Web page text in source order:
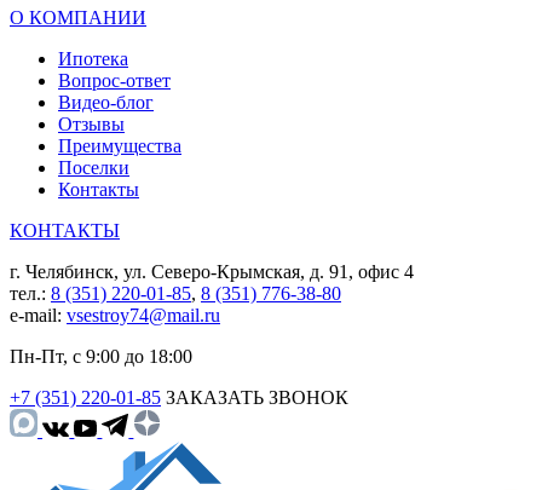
О КОМПАНИИ
Ипотека
Вопрос-ответ
Видео-блог
Отзывы
Преимущества
Поселки
Контакты
КОНТАКТЫ
г. Челябинск, ул. Северо-Крымская, д. 91, офис 4
тел.: 8 (351) 220-01-85, 8 (351) 776-38-80
e-mail: vsestroy74@mail.ru
Пн-Пт, с 9:00 до 18:00
+7 (351) 220-01-85 ЗАКАЗАТЬ ЗВОНОК